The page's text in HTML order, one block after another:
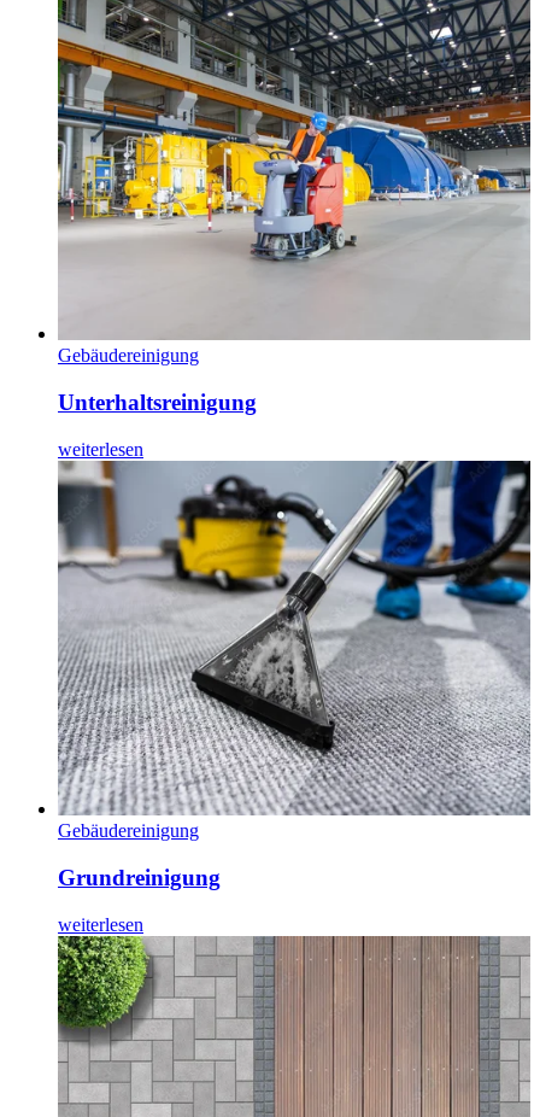
Gebäudereinigung
Unterhaltsreinigung
weiterlesen
Gebäudereinigung
Grundreinigung
weiterlesen